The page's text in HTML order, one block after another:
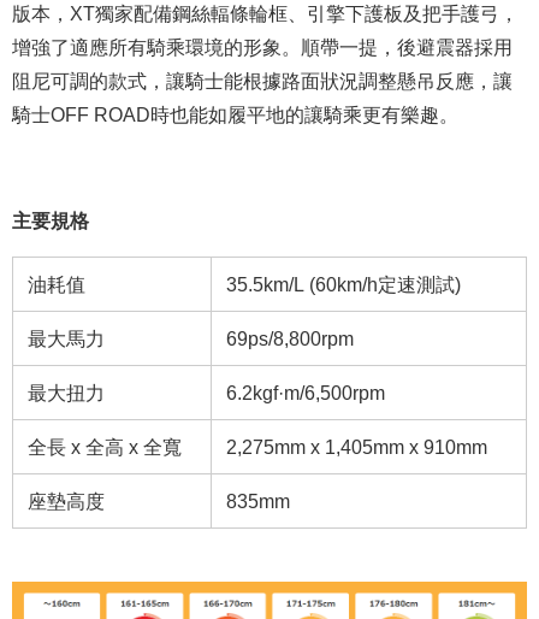
版本，XT獨家配備鋼絲輻條輪框、引擎下護板及把手護弓，
增強了適應所有騎乘環境的形象。順帶一提，後避震器採用
阻尼可調的款式，讓騎士能根據路面狀況調整懸吊反應，讓
騎士OFF ROAD時也能如履平地的讓騎乘更有樂趣。
主要規格
油耗值 35.5km/L (60km/h定速測試)
最大馬力 69ps/8,800rpm
最大扭力 6.2kgf·m/6,500rpm
全長 x 全高 x 全寬 2,275mm x 1,405mm x 910mm
座墊高度 835mm